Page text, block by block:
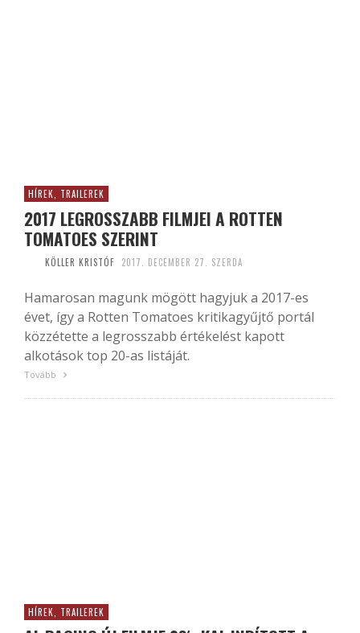
HÍREK, TRAILEREK
2017 LEGROSSZABB FILMJEI A ROTTEN
TOMATOES SZERINT
KÖLLER KRISTÓF 2017. DECEMBER 27. SZERDA
Hamarosan magunk mögött hagyjuk a 2017-es
évet, így a Rotten Tomatoes kritikagyűjtő portál
közzétette a legrosszabb értékelést kapott
alkotások top 20-as listáját.
Tovább
HÍREK, TRAILEREK